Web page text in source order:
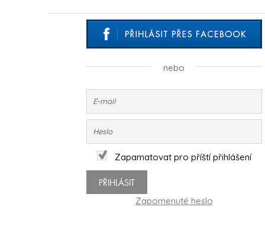
nebo
Zapamatovat pro příští přihlášení
PŘIHLÁSIT
Zapomenuté heslo